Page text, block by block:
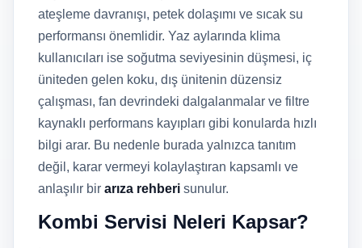
ateşleme davranışı, petek dolaşımı ve sıcak su
performansı önemlidir. Yaz aylarında klima
kullanıcıları ise soğutma seviyesinin düşmesi, iç
üniteden gelen koku, dış ünitenin düzensiz
çalışması, fan devrindeki dalgalanmalar ve filtre
kaynaklı performans kayıpları gibi konularda hızlı
bilgi arar. Bu nedenle burada yalnızca tanıtım
değil, karar vermeyi kolaylaştıran kapsamlı ve
anlaşılır bir arıza rehberi sunulur.
Kombi Servisi Neleri Kapsar?